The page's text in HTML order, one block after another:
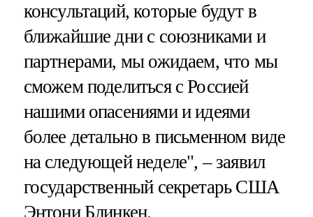
консультаций, которые будут в
ближайшие дни с союзниками и
партнерами, мы ожидаем, что мы
сможем поделиться с Россией
нашими опасениями и идеями
более детально в письменном виде
на следующей неделе", – заявил
государственный секретарь США
Энтони Блинкен.